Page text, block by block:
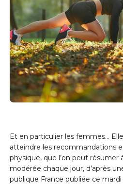
Et en particulier les femmes…
atteindre les recommandations
physique, que l’on peut résumer
modérée chaque jour, d’après
publique France publiée ce mardi